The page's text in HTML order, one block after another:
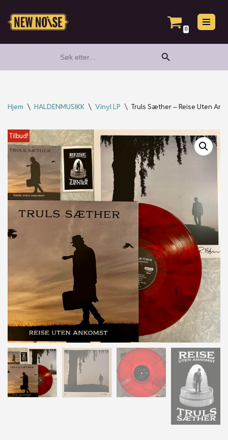
Hopp
0
for:
Search Button
Hjem \ HALDENMUSIKK \ Vinyl LP \ Truls Sæther – Reise Uten
Tilbud!